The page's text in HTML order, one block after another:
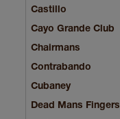
Castillo
Cayo Grande Club
Chairmans
Contrabando
Cubaney
Dead Mans Fingers